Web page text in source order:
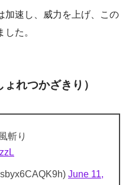
加速し、威力を上げ、この
た。
れつかざきり）
斬り
June 11,